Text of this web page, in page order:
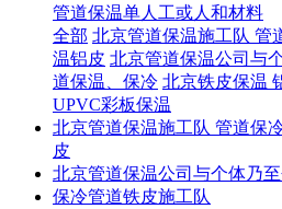
管道保温单人工或人和材料
全部 北京管道保温施工队 管
温铝皮 北京管道保温公司与
道保温、保冷 北京铁皮保温
UPVC彩板保温
北京管道保温施工队 管道保
皮
北京管道保温公司与个体乃至
保冷管道铁皮施工队